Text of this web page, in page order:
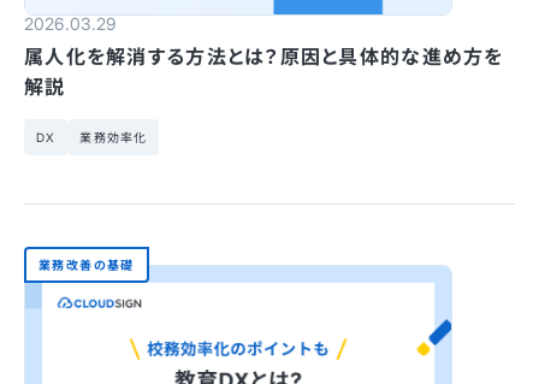
2026.03.29
属人化を解消する方法とは？原因と具体的な進め方を
解説
DX 業務効率化
業務改善の基礎